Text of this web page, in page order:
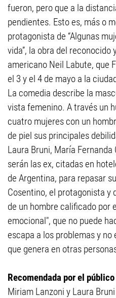
fueron, pero que a la
pendientes. Esto es, más o
protagonista de “Algunas
vida”, la obra del
americano Neil Labute, que
el 3 y el 4 de mayo a la
La comedia describe la
vista femenino. A través un
cuatro mujeres con un
de piel sus principales
Laura Bruni, María
serán las ex, citadas en
de Argentina, para repasar
Cosentino, el protagonista y
de un hombre calificado por
emocional", que no puede
escapa a los problemas y
que genera en otras
Recomendada por el público
Miriam Lanzoni y Laura